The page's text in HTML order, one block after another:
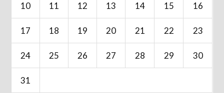
10 11 12 13 14 15 16
17 18 19 20 21 22 23
24 25 26 27 28 29 30
31